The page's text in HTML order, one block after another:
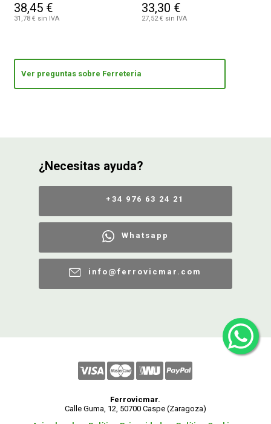
38,45 €
31,78 € sin IVA
33,30 €
27,52 € sin IVA
Ver preguntas sobre Ferreteria
¿Necesitas ayuda?
+34 976 63 24 21
Whatsapp
info@ferrovicmar.com
Ferrovicmar.
Calle Guma, 12, 50700 Caspe (Zaragoza)